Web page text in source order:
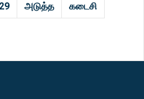
29 அடுத்த கடைசி